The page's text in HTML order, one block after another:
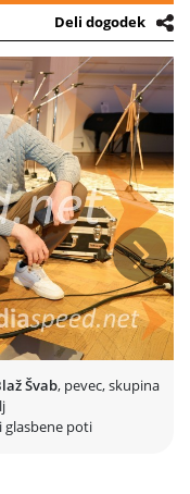
pripravljajo na
še v Vinsko Goro,
se zdi, da bo njihova
zgodovino slovenske
Deli dogodek
Švab, pevec, skupina
glasbene poti